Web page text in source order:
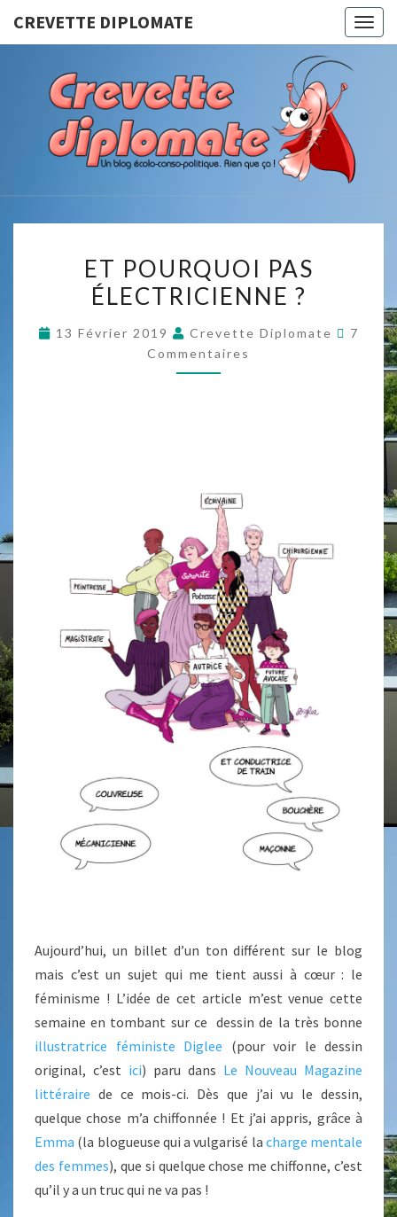
CREVETTE DIPLOMATE
Un Blog
Écolo-
Conso-
Politique.
POURQUOI
PAS
ET POURQUOI PAS
ÉLECTRICIENNE ?
13 Février 2019 Crevette Diplomate
7
Commentaires
Aujourd’hui, un billet d’un ton différent sur le blog
mais c’est un sujet qui me tient aussi à cœur : le
féminisme ! L’idée de cet article m’est venue cette
semaine en tombant sur ce dessin de la très bonne
illustratrice féministe Diglee (pour voir le dessin
original, c’est ici) paru dans Le Nouveau Magazine
littéraire de ce mois-ci. Dès que j’ai vu le dessin,
quelque chose m’a chiffonnée ! Et j’ai appris, grâce à
Emma (la blogueuse qui a vulgarisé la charge mentale
des femmes), que si quelque chose me chiffonne, c’est
qu’il y a un truc qui ne va pas !